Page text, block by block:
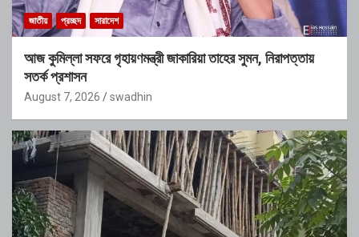
জাতীয় প্রচ্ছদ সারাদেশ
আজ কুমিল্লা সফরে গৃহায়ণমন্ত্রী জাকারিয়া তাহের সুমন, নিরাপত্তায়
সতর্ক প্রশাসন
August 7, 2026 swadhin